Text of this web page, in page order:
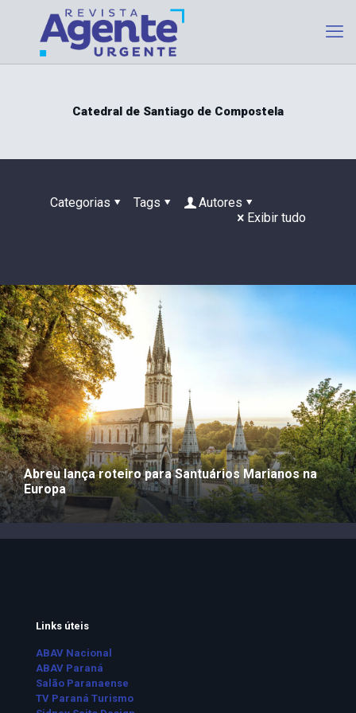
Catedral de Santiago de Compostela
Categorias Tags
Autores
Exibir tudo
Abreu lança roteiro para Santuários Marianos na
Europa
Links úteis
ABAV Nacional
ABAV Paraná
Salão Paranaense
TV Paraná Turismo